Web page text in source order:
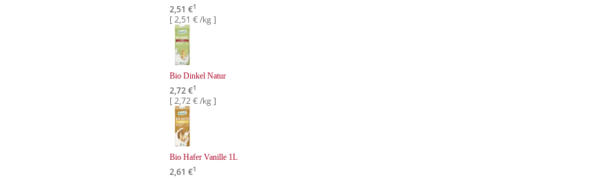
2,51 €1
[ 2,51 € /kg ]
Bio Dinkel Natur
2,72 €1
[ 2,72 € /kg ]
Bio Hafer Vanille 1L
2,61 €1